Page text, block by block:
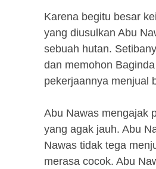
Karena begitu besar
yang diusulkan Abu
sebuah hutan.
dan memohon
pekerjaannya menjual
Abu Nawas mengajak
yang agak jauh. Abu
Nawas tidak tega
merasa cocok. Abu